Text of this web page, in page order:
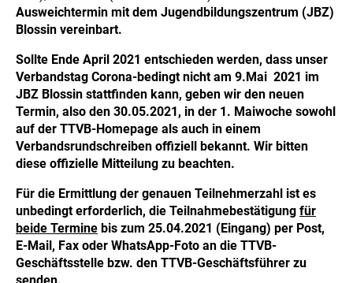
Ausweichtermin mit dem Jugendbildungszentrum (JBZ)
Blossin vereinbart.
Sollte Ende April 2021 entschieden werden, dass unser
Verbandstag Corona-bedingt nicht am 9.Mai 2021 im
JBZ Blossin stattfinden kann, geben wir den neuen
Termin, also den 30.05.2021, in der 1. Maiwoche sowohl
auf der TTVB-Homepage als auch in einem
Verbandsrundschreiben offiziell bekannt. Wir bitten
diese offizielle Mitteilung zu beachten.
Für die Ermittlung der genauen Teilnehmerzahl ist es
unbedingt erforderlich, die Teilnahmebestätigung für
beide Termine bis zum 25.04.2021 (Eingang) per Post,
E-Mail, Fax oder WhatsApp-Foto an die TTVB-
Geschäftsstelle bzw. den TTVB-Geschäftsführer zu